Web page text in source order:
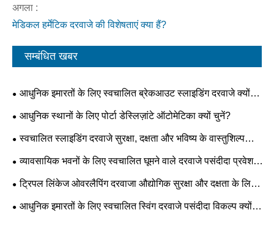
अगला :
मेडिकल हर्मेटिक दरवाजे की विशेषताएं क्या हैं?
सम्बंधित खबर
आधुनिक इमारतों के लिए स्वचालित ब्रेकआउट स्लाइडिंग दरवाजे क्यों
आवश्यक हैं?
आधुनिक स्थानों के लिए पोर्टा डेस्लिज़ांटे ऑटोमेटिका क्यों चुनें?
स्वचालित स्लाइडिंग दरवाजे सुरक्षा, दक्षता और भविष्य के वास्तुशिल्प
रुझानों को कैसे बदलते हैं?
व्यावसायिक भवनों के लिए स्वचालित घूमने वाले दरवाजे पसंदीदा प्रवेश
समाधान क्यों बन रहे हैं?
ट्रिपल लिंकेज ओवरलैपिंग दरवाजा औद्योगिक सुरक्षा और दक्षता के लिए
भविष्य का मानक क्यों बन रहा है?
आधुनिक इमारतों के लिए स्वचालित स्विंग दरवाजे पसंदीदा विकल्प क्यों